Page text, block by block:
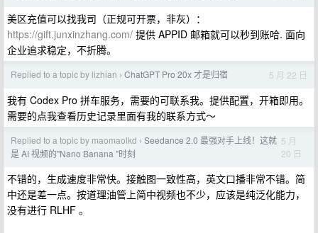
美区充值可以找我司（正规可开票，非灰）：
https://gift.junxinzhang.com/ 提供 APPID 邮箱就可以秒到账哈. 面向
企业追求稳定，不折腾。
Replied to a topic by lizhian › ChatGPT Pro 20x 才是归宿 5 月 22 日
我有 Codex Pro 拼车服务，需要的可联系我。提供配置，开箱即用。
需要的点我查看历史记录里面有我的联系方式～
Replied to a topic by maomaolkd › Seedance 2.0 最强对手上线！这就
是 AI 视频的"Nano Banana "时刻
5 月
20 日
不错的，生成速度非常快。接触图一致性高，英文口播非常不错。简
中还是差一点。按道理油管上简中视频也不少，应该是纯泛化能力，
没有进行 RLHF 。